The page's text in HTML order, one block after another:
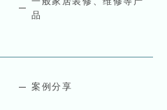
品
案例分享